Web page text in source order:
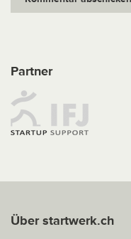
Partner
Über startwerk.ch